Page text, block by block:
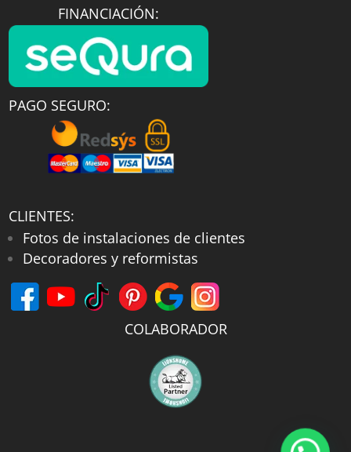
FINANCIACIÓN:
PAGO SEGURO:
CLIENTES:
Fotos de instalaciones de clientes
Decoradores y reformistas
COLABORADOR